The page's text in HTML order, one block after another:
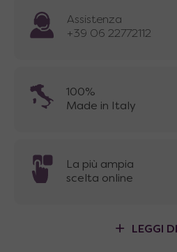
Assistenza
+39 06 22772112
100%
Made in Italy
La più ampia
scelta online
LEGGI